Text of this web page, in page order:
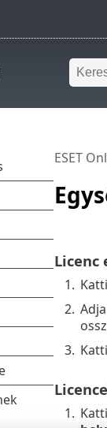
ESET
Licenc
1.
2.
3.
1.